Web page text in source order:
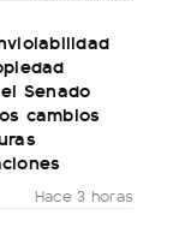
Senado
cambios
Hace 3 horas